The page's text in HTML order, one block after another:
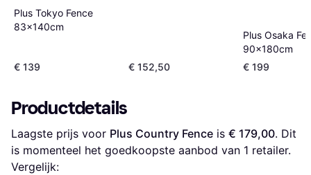
Plus Tokyo Fence
83x140cm
€ 139 € 152,50
Plus Osaka
90x180cm
€ 199
Productdetails
Laagste prijs voor Plus Country Fence is € 179,00. Dit
is momenteel het goedkoopste aanbod van 1 retailer.
Vergelijk: